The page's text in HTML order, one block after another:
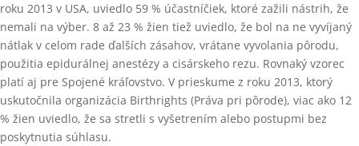
roku 2013 v USA, uviedlo 59 % účastníčiek, ktoré zažili nástrih, že
nemali na výber. 8 až 23 % žien tiež uviedlo, že bol na ne vyvíjaný
nátlak v celom rade ďalších zásahov, vrátane vyvolania pôrodu,
použitia epidurálnej anestézy a cisárskeho rezu. Rovnaký vzorec
platí aj pre Spojené kráľovstvo. V prieskume z roku 2013, ktorý
uskutočnila organizácia Birthrights (Práva pri pôrode), viac ako 12
% žien uviedlo, že sa stretli s vyšetrením alebo postupmi bez
poskytnutia súhlasu.